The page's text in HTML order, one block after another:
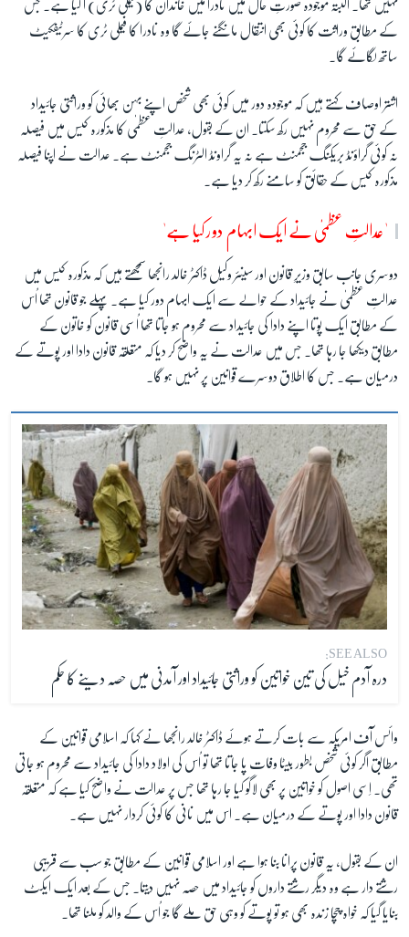
نہیں تھا۔ البتہ موجودہ صورتِ حال میں نادرا میں خاندان کا (فیملی ٹری) آ گیا ہے۔ جس
کے مطابق وراثت کا کوئی بھی انتقال مانگنے جائے گا وہ نادرا کا فیملی ٹری کا سرٹیفکیٹ
ساتھ لگائے گا۔
اشتر اوصاف کہتے ہیں کہ موجودہ دور میں کوئی بھی شخص اپنے بہن بھائی کو وراثتی جائیداد
کے حق سے محروم نہیں رکھ سکتا۔ ان کے بقول، عدالتِ عظمٰی کا مذکورہ کیس میں فیصلہ
نہ کوئی گراؤنڈ بریکنگ ججمنٹ ہے نہ یہ گراونڈ الٹرنگ ججمنٹ ہے۔ عدالت نے اپنا فیصلہ
مذکورہ کیس کے حقائق کو سامنے رکھ کر دیا ہے۔
'عدالتِ عظمیٰ نے ایک ابہام دور کیا ہے'
دوسری جانب سابق وزیرِ قانون اور سینئر وکیل ڈاکٹر خالد رانجھا سمجھتے ہیں کہ مذکورہ کیس میں
عدالتِ عظمیٰ نے جائیداد کے حوالے سے ایک ابہام دور کیا ہے۔ پہلے جو قانون تھا اُس
کے مطابق ایک پوتا اپنے دادا کی جائیداد سے محروم ہو جاتا تھا اُسی قانون کو خاتون کے
مطابق دیکھا جا رہا تھا۔ جس میں عدالت نے یہ واضح کر دیا کہ متعلقہ قانون دادا اور پوتے کے
درمیان ہے۔ جس کا اطلاق دوسرے قوانین پر نہیں ہو گا۔
SEE ALSO:
درہ آدم خیل کی تین خواتین کو وراثتی جائیداد اور آمدنی میں حصہ دینے کا حکم
وائس آف امریکہ سے بات کرتے ہوئے ڈاکٹر خالد رانجھا نے کہا کہ اسلامی قوانین کے
مطابق اگر کوئی شخص بطور بیٹا وفات پا جاتا تھا تو اُس کی اولاد دادا کی جائیداد سے محروم ہو جاتی
تھی۔ اِسی اصول کو خواتین پر بھی لاگو کیا جا رہا تھا جس پر عدالت نے واضح کیا ہے کہ متعلقہ
قانون دادا اور پوتے کے درمیان ہے۔ اس میں نانی کا کوئی کردار نہیں ہے۔
ان کے بقول، یہ قانون پرانا بنا ہوا ہے اور اسلامی قوانین کے مطابق جو سب سے قریبی
رشتے دار ہے وہ دیگر رشتے داروں کو جائیداد میں حصہ نہیں دیتا۔ جس کے بعد ایک ایکٹ
بنایا گیا کہ خواہ چچا زندہ بھی ہو تو پوتے کو وہی حق ملے گا جو اُس کے والد کو ملنا تھا۔